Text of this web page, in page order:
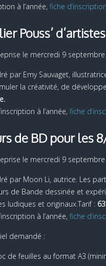
à l’année, fiche
Pouss’
le mercredi 9
par Emy Sauvaget,
la créativité, de
à l’année, fiche
de BD pour les
le mercredi 9
par Moon Li, autrice. Les
de Bande dessinée et
ludiques et originaux.Tarif :
à l’année, fiche
demandé :
de feuilles au format A3